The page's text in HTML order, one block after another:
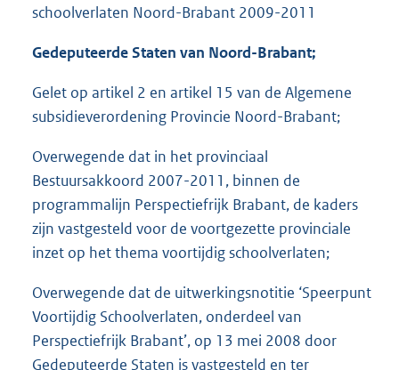
schoolverlaten Noord-Brabant 2009-2011
Gedeputeerde Staten van Noord-Brabant;
Gelet op artikel 2 en artikel 15 van de Algemene
subsidieverordening Provincie Noord-Brabant;
Overwegende dat in het provinciaal
Bestuursakkoord 2007-2011, binnen de
programmalijn Perspectiefrijk Brabant, de kaders
zijn vastgesteld voor de voortgezette provinciale
inzet op het thema voortijdig schoolverlaten;
Overwegende dat de uitwerkingsnotitie ‘Speerpunt
Voortijdig Schoolverlaten, onderdeel van
Perspectiefrijk Brabant’, op 13 mei 2008 door
Gedeputeerde Staten is vastgesteld en ter